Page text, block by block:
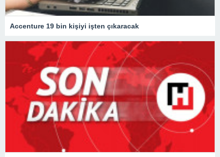
Accenture 19 bin kişiyi işten çıkaracak